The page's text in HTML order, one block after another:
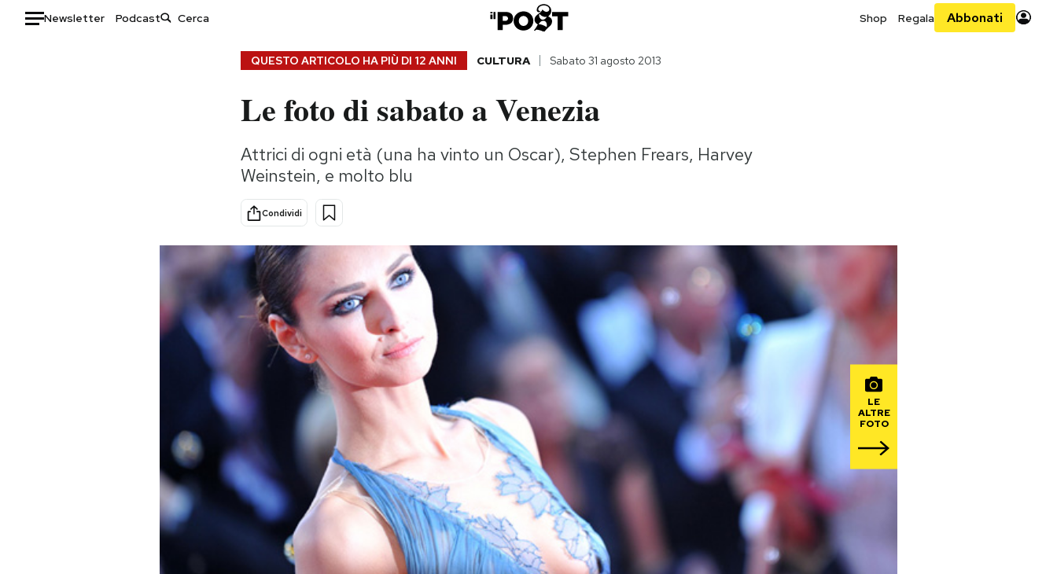
Newsletter Podcast Shop Regala Abbonati
Consumismi
Storie/Idee
Ok Boomer!
Media
Europa
Altrecose
Mondiali calcio 2026
QUESTO ARTICOLO HA PIÙ DI 12 ANNI CULTURA Sabato 31 agosto 2013
Le foto di sabato a Venezia
Attrici di ogni età (una ha vinto un Oscar), Stephen Frears, Harvey
Weinstein, e molto blu
Condividi
LE
ALTRE
FOTO